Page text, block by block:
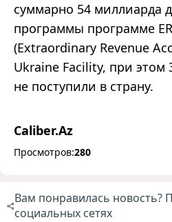
суммарно 54 миллиарда
программы программе
(Extraordinary Revenue
Ukraine Facility, при этом
не поступили в страну.
Caliber.Az
Просмотров:280
Вам понравилась новость?
социальных сетях